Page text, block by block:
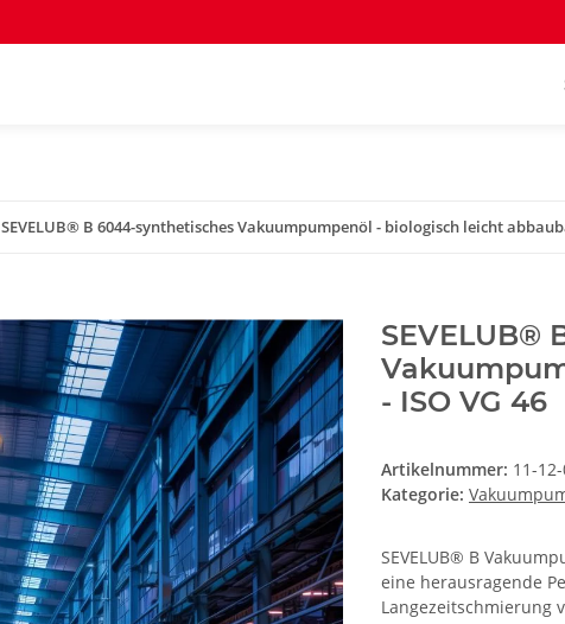
SEVELUB® B 6044-synthetisches Vakuumpumpenöl - biologisch leicht
SEVELUB®
- ISO VG 46
Artikelnummer: 11-
Kategorie:
SEVELUB® B
eine herausragende
Langezeitschmierung